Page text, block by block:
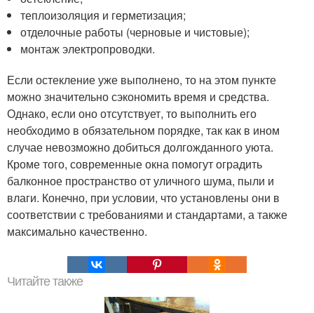
теплоизоляция и герметизация;
отделочные работы (черновые и чистовые);
монтаж электропроводки.
Если остекление уже выполнено, то на этом пункте
можно значительно сэкономить время и средства.
Однако, если оно отсутствует, то выполнить его
необходимо в обязательном порядке, так как в ином
случае невозможно добиться долгожданного уюта.
Кроме того, современные окна помогут оградить
балконное пространство от уличного шума, пыли и
влаги. Конечно, при условии, что установлены они в
соответствии с требованиями и стандартами, а также
максимально качественно.
Читайте также